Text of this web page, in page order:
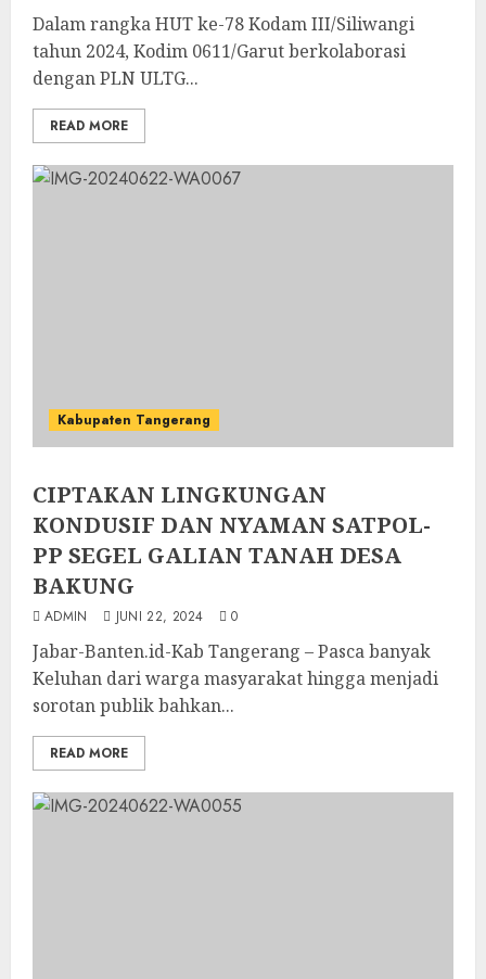
Dalam rangka HUT ke-78 Kodam III/Siliwangi
tahun 2024, Kodim 0611/Garut berkolaborasi
dengan PLN ULTG...
READ MORE
Kabupaten Tangerang
CIPTAKAN LINGKUNGAN
KONDUSIF DAN NYAMAN SATPOL-
PP SEGEL GALIAN TANAH DESA
BAKUNG
ADMIN JUNI 22, 2024 0
Jabar-Banten.id-Kab Tangerang – Pasca banyak
Keluhan dari warga masyarakat hingga menjadi
sorotan publik bahkan...
READ MORE